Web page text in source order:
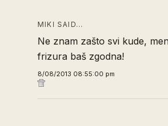
MIKI SAID…
Ne znam zašto svi kude,
frizura baš zgodna!
8/08/2013 08:55:00 pm